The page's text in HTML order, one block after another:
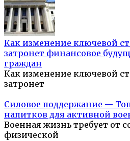
Как изменение ключевой
затронет финансовое
граждан
Как изменение ключевой
затронет
Силовое поддержание —
напитков для активной
Военная жизнь требует от
физической